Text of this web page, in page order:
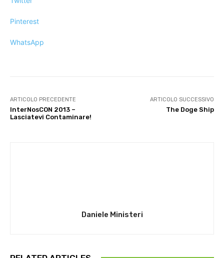
Pinterest
WhatsApp
ARTICOLO PRECEDENTE
InterNosCON 2013 –
Lasciatevi Contaminare!
ARTICOLO SUCCESSIVO
The Doge Ship
Daniele Ministeri